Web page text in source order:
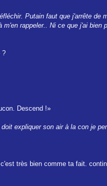
Putain faut que j'arrête
rappeler.. Ni ce que j'ai
?
Descend !»
expliquer son air à la con je
très bien comme ta fait.